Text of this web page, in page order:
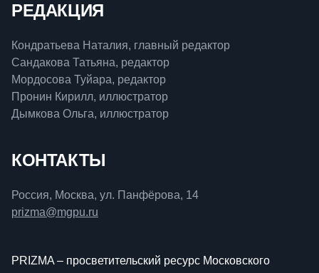
РЕДАКЦИЯ
Кондратьева Наталия, главный редактор
Сандакова Татьяна, редактор
Мордосова Туйара, редактор
Пронин Кирилл, иллюстратор
Дымкова Ольга, иллюстратор
КОНТАКТЫ
Россия, Москва, ул. Панфёрова, 14
prizma@mgpu.ru
PRIZMA – просветительский ресурс Московского